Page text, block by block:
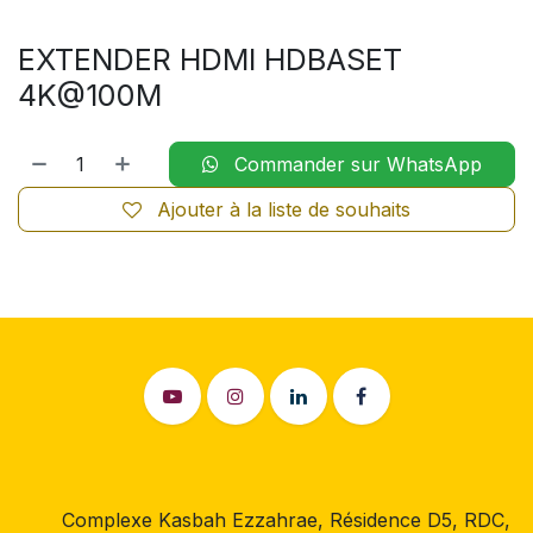
EXTENDER HDMI HDBASET
4K@100M
Commander sur WhatsApp
Ajouter à la liste de souhaits
Complexe Kasbah Ezzahrae, Résidence D5, RDC,